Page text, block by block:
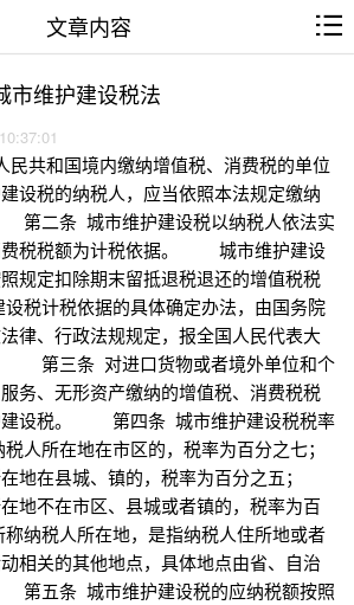
文章内容
市维护建设税法
共和国境内缴纳增值税、消费税的单位
设税的纳税人，应当依照本法规定缴纳
二条 城市维护建设税以纳税人依法实
费税税额为计税依据。 城市维护建设
规定扣除期末留抵退税退还的增值税税
计税依据的具体确定办法，由国务院
律、行政法规规定，报全国人民代表大
第三条 对进口货物或者境外单位和个
务、无形资产缴纳的增值税、消费税税
建设税。 第四条 城市维护建设税税率
所在地在市区的，税率为百分之七；
在县城、镇的，税率为百分之五；
不在市区、县城或者镇的，税率为百
税人所在地，是指纳税人住所地或者
相关的其他地点，具体地点由省、自治
五条 城市维护建设税的应纳税额按照